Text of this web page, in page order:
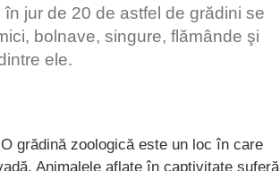
jur de 20 de astfel de grădini se
bolnave, singure, flămânde şi
ele.
grădină zoologică este un loc în care
Animalele aflate în captivitate suferă